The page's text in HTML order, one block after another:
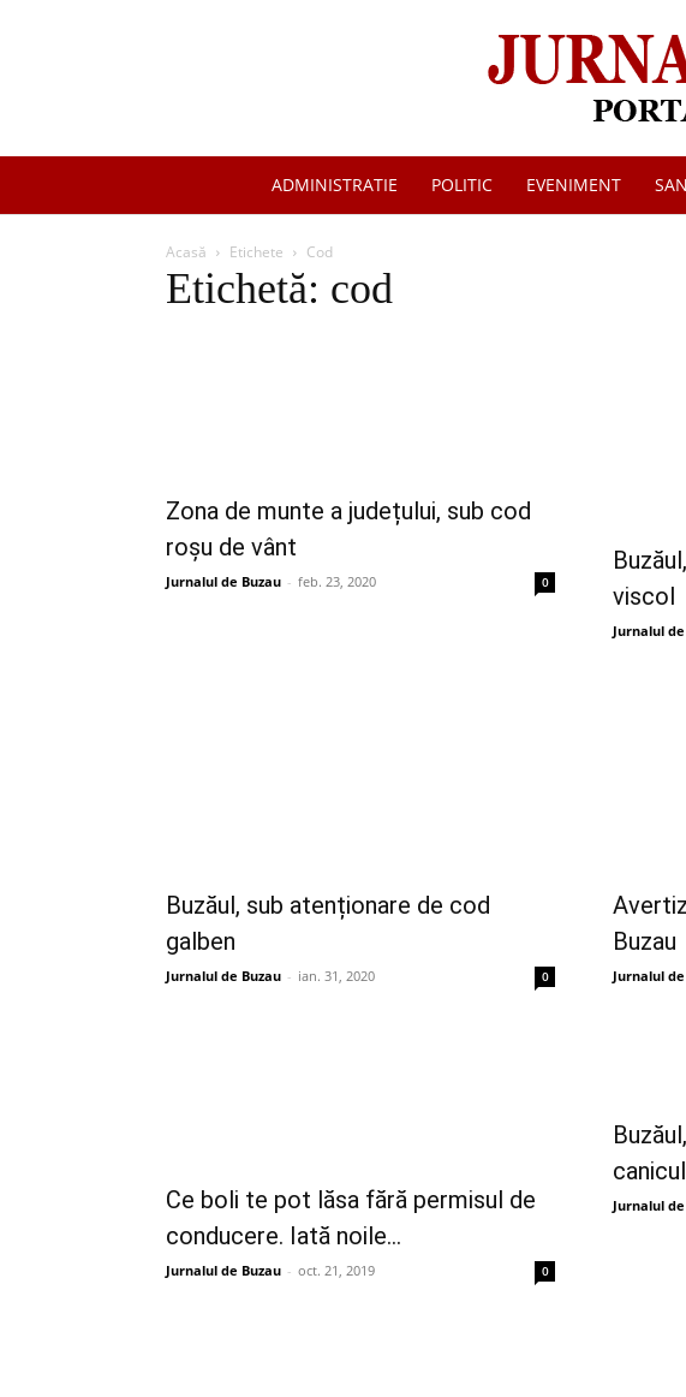
ADMINISTRATIE POLITIC EVENIMENT
Acasă Etichete Cod
Etichetă: cod
Zona de munte a județului, sub cod
roșu de vânt
Jurnalul de Buzau - feb. 23, 2020 0
viscol
Jurnalul
Buzăul, sub atenționare de cod
galben
Jurnalul de Buzau - ian. 31, 2020 0
Buzau
Jurnalul
Ce boli te pot lăsa fără permisul de
conducere. Iată noile...
Jurnalul de Buzau - oct. 21, 2019 0
Jurnalul